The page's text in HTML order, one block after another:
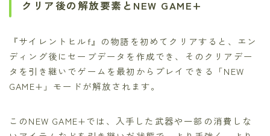
クリア後の解放要素とNEW GAME+
『サイレントヒルf』の物語を初めてクリアすると、エン
ディング後にセーブデータを作成でき、そのクリアデー
タを引き継いでゲームを最初からプレイできる「NEW
GAME+」モードが解放されます。
このNEW GAME+では、入手した武器や一部の消費しな